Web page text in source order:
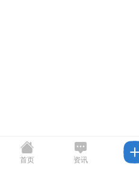
首页 资讯